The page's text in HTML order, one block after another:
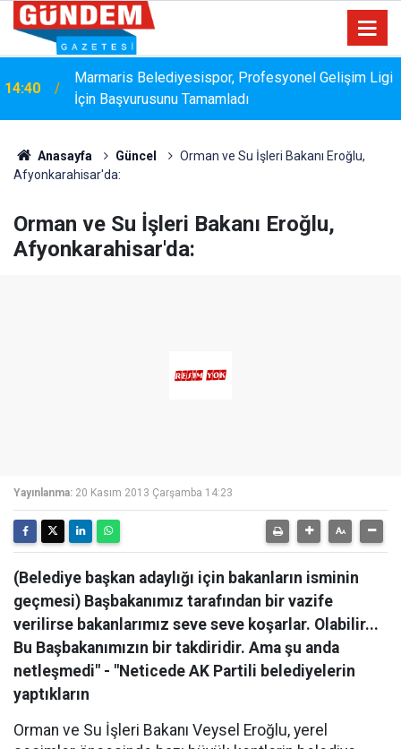
14:40
Marmaris Belediyesispor, Profesyonel Gelişim Ligi
İçin Başvurusunu Tamamladı
Anasayfa Güncel
Orman ve Su İşleri Bakanı Eroğlu,
Afyonkarahisar'da:
Orman ve Su İşleri Bakanı Eroğlu,
Afyonkarahisar'da:
Yayınlanma: 20 Kasım 2013 Çarşamba 14:23
(Belediye başkan adaylığı için bakanların isminin
geçmesi) Başbakanımız tarafından bir vazife
verilirse bakanlarımız seve seve koşarlar. Olabilir...
Bu Başbakanımızın bir takdiridir. Ama şu anda
netleşmedi" - "Neticede AK Partili belediyelerin
yaptıkların
Orman ve Su İşleri Bakanı Veysel Eroğlu, yerel